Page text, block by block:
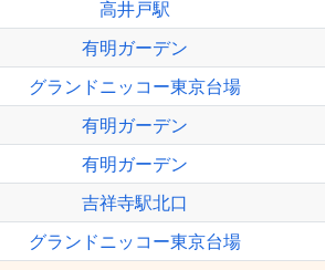
高井戸駅
有明ガーデン
グランドニッコー東京台場
有明ガーデン
有明ガーデン
吉祥寺駅北口
グランドニッコー東京台場